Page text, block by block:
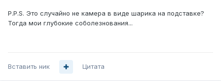
P.P.S. Это случайно не камера в виде шарика на подставке?
Тогда мои глубокие соболезнования...
Вставить ник Цитата